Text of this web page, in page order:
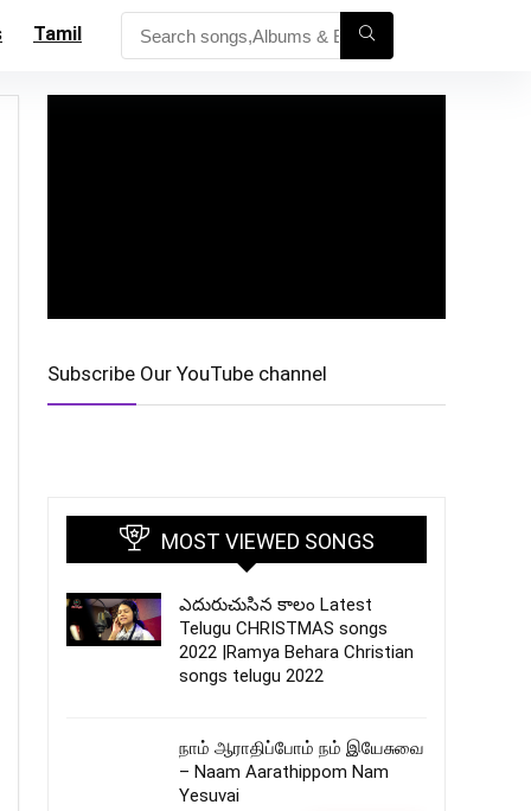
Tamil
Subscribe Our YouTube channel
MOST VIEWED SONGS
ఎదురుచుసిన కాలం Latest
Telugu CHRISTMAS songs
2022 |Ramya Behara Christian
songs telugu 2022
நாம் ஆராதிப்போம் நம் இயேசுவை
– Naam Aarathippom Nam
Yesuvai